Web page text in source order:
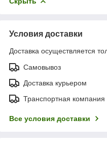
Условия доставки
Доставка осуществляется
Самовывоз
Доставка курьером
Транспортная компания
Все условия доставки